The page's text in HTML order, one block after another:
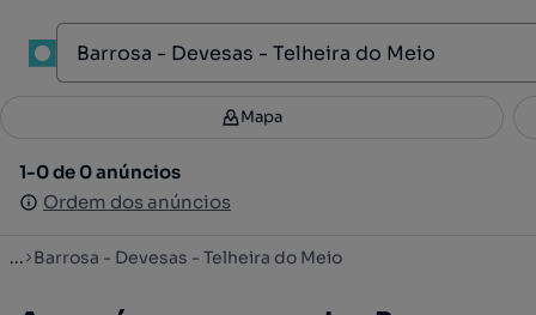
Filtros 3
1-0 de 0 anúncios
Ordem dos anúncios
Mapa
1-0 de 0 anúncios
Ordem dos anúncios
... Barrosa - Devesas - Telheira do Meio